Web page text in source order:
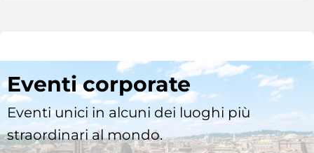
Eventi corporate
Eventi unici in alcuni dei luoghi più
straordinari al mondo.